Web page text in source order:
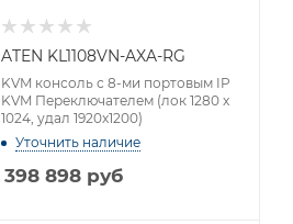
ATEN KL1108VN-AXA-RG
KVM консоль с 8-ми портовым IP
KVM Переключателем (лок 1280 x
1024, удал 1920x1200)
Уточнить наличие
398 898 руб